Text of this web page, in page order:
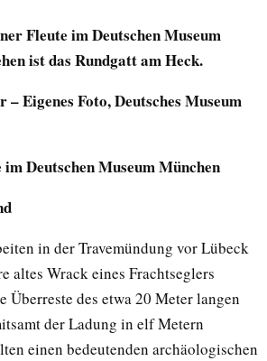
Fleute im Deutschen Museum
ist das Rundgatt am Heck.
Eigenes Foto, Deutsches Museum
Deutschen Museum München
in der Travemündung vor Lübeck
altes Wrack eines Frachtseglers
Überreste des etwa 20 Meter langen
der Ladung in elf Metern
einen bedeutenden archäologischen